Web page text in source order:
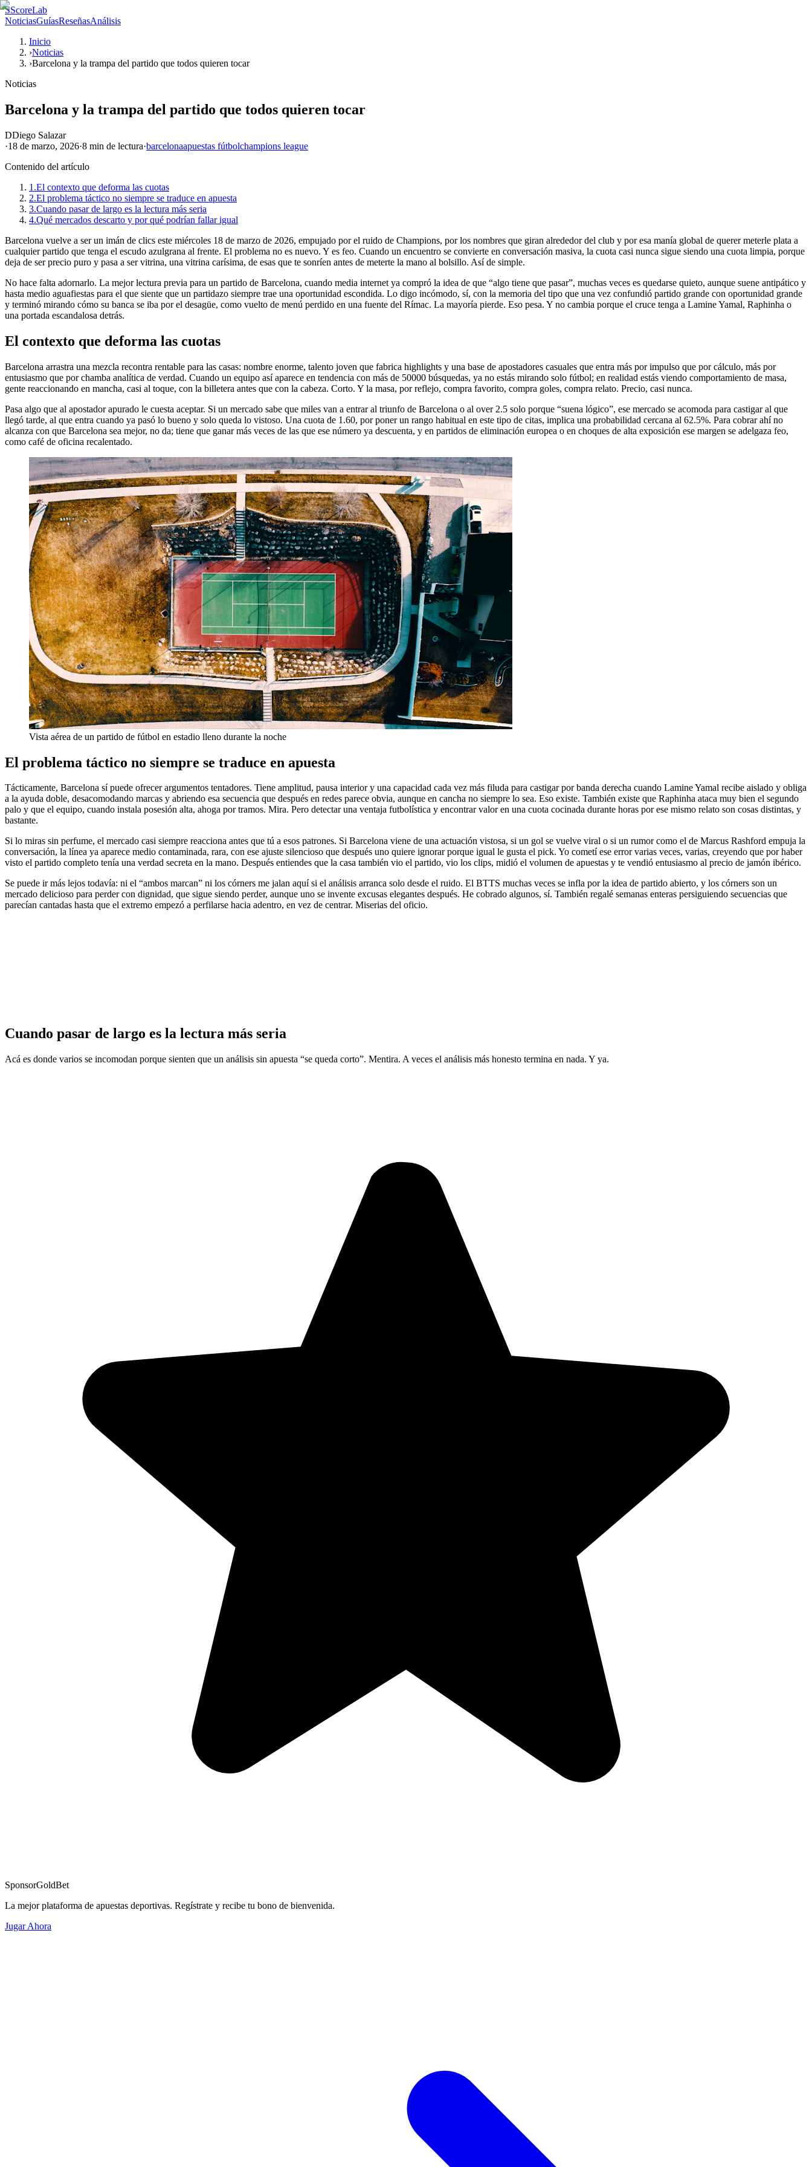
SScoreLab
NoticiasGuíasReseñasAnálisis
Inicio
›Noticias
›Barcelona y la trampa del partido que todos quieren tocar
Noticias
Barcelona y la trampa del partido que todos quieren tocar
DDiego Salazar
·18 de marzo, 2026·8 min de lectura·barcelonaapuestas fútbolchampions league
Contenido del artículo
1.El contexto que deforma las cuotas
2.El problema táctico no siempre se traduce en apuesta
3.Cuando pasar de largo es la lectura más seria
4.Qué mercados descarto y por qué podrían fallar igual
Barcelona vuelve a ser un imán de clics este miércoles 18 de marzo de 2026, empujado por el ruido de Champions, por los nombres que giran alrededor del club y por esa manía global de querer meterle plata a
cualquier partido que tenga el escudo azulgrana al frente. El problema no es nuevo. Y es feo. Cuando un encuentro se convierte en conversación masiva, la cuota casi nunca sigue siendo una cuota limpia, porque
deja de ser precio puro y pasa a ser vitrina, una vitrina carísima, de esas que te sonríen antes de meterte la mano al bolsillo. Así de simple.
No hace falta adornarlo. La mejor lectura previa para un partido de Barcelona, cuando media internet ya compró la idea de que “algo tiene que pasar”, muchas veces es quedarse quieto, aunque suene antipático y
hasta medio aguafiestas para el que siente que un partidazo siempre trae una oportunidad escondida. Lo digo incómodo, sí, con la memoria del tipo que una vez confundió partido grande con oportunidad grande
y terminó mirando cómo su banca se iba por el desagüe, como vuelto de menú perdido en una fuente del Rímac. La mayoría pierde. Eso pesa. Y no cambia porque el cruce tenga a Lamine Yamal, Raphinha o
una portada escandalosa detrás.
El contexto que deforma las cuotas
Barcelona arrastra una mezcla recontra rentable para las casas: nombre enorme, talento joven que fabrica highlights y una base de apostadores casuales que entra más por impulso que por cálculo, más por
entusiasmo que por chamba analítica de verdad. Cuando un equipo así aparece en tendencia con más de 50000 búsquedas, ya no estás mirando solo fútbol; en realidad estás viendo comportamiento de masa,
gente reaccionando en mancha, casi al toque, con la billetera antes que con la cabeza. Corto. Y la masa, por reflejo, compra favorito, compra goles, compra relato. Precio, casi nunca.
Pasa algo que al apostador apurado le cuesta aceptar. Si un mercado sabe que miles van a entrar al triunfo de Barcelona o al over 2.5 solo porque “suena lógico”, ese mercado se acomoda para castigar al que
llegó tarde, al que entra cuando ya pasó lo bueno y solo queda lo vistoso. Una cuota de 1.60, por poner un rango habitual en este tipo de citas, implica una probabilidad cercana al 62.5%. Para cobrar ahí no
alcanza con que Barcelona sea mejor, no da; tiene que ganar más veces de las que ese número ya descuenta, y en partidos de eliminación europea o en choques de alta exposición ese margen se adelgaza feo,
como café de oficina recalentado.
Vista aérea de un partido de fútbol en estadio lleno durante la noche
El problema táctico no siempre se traduce en apuesta
Tácticamente, Barcelona sí puede ofrecer argumentos tentadores. Tiene amplitud, pausa interior y una capacidad cada vez más filuda para castigar por banda derecha cuando Lamine Yamal recibe aislado y obliga
a la ayuda doble, desacomodando marcas y abriendo esa secuencia que después en redes parece obvia, aunque en cancha no siempre lo sea. Eso existe. También existe que Raphinha ataca muy bien el segundo
palo y que el equipo, cuando instala posesión alta, ahoga por tramos. Mira. Pero detectar una ventaja futbolística y encontrar valor en una cuota cocinada durante horas por ese mismo relato son cosas distintas, y
bastante.
Si lo miras sin perfume, el mercado casi siempre reacciona antes que tú a esos patrones. Si Barcelona viene de una actuación vistosa, si un gol se vuelve viral o si un rumor como el de Marcus Rashford empuja la
conversación, la línea ya aparece medio contaminada, rara, con ese ajuste silencioso que después uno quiere ignorar porque igual le gusta el pick. Yo cometí ese error varias veces, varias, creyendo que por haber
visto el partido completo tenía una verdad secreta en la mano. Después entiendes que la casa también vio el partido, vio los clips, midió el volumen de apuestas y te vendió entusiasmo al precio de jamón ibérico.
Se puede ir más lejos todavía: ni el “ambos marcan” ni los córners me jalan aquí si el análisis arranca solo desde el ruido. El BTTS muchas veces se infla por la idea de partido abierto, y los córners son un
mercado delicioso para perder con dignidad, que sigue siendo perder, aunque uno se invente excusas elegantes después. He cobrado algunos, sí. También regalé semanas enteras persiguiendo secuencias que
parecían cantadas hasta que el extremo empezó a perfilarse hacia adentro, en vez de centrar. Miserias del oficio.
Cuando pasar de largo es la lectura más seria
Acá es donde varios se incomodan porque sienten que un análisis sin apuesta “se queda corto”. Mentira. A veces el análisis más honesto termina en nada. Y ya.
SponsorGoldBet
La mejor plataforma de apuestas deportivas. Regístrate y recibe tu bono de bienvenida.
Jugar Ahora